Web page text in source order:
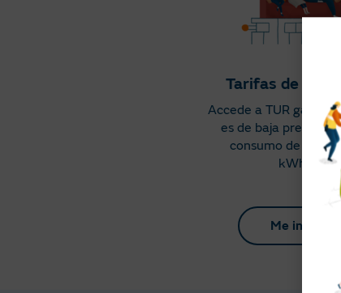
Tarifas de gas
Accede a TUR gas si
es de baja presión y
consumo de hasta
kWh/año.
Me interesa